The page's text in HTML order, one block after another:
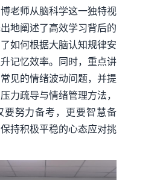
老师从脑科学这一独特视
地阐述了高效学习背后的
如何根据大脑认知规律安
记忆效率。同时，重点讲
见的情绪波动问题，并提
力疏导与情绪管理方法，
要努力备考，更要智慧备
持积极平稳的心态应对挑